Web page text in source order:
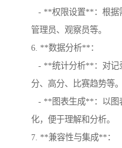
- **权限设置**：根据
管理员、观察员等。
6. **数据分析**：
- **统计分析**：对记
分、高分、比赛趋势等。
- **图表生成**：以图
化，便于理解和分析。
7. **兼容性与集成**：